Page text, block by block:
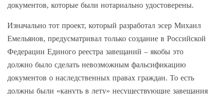
документов, которые были нотариально удостоверены.
Изначально тот проект, который разработал эсер Михаил
Емельянов, предусматривал только создание в Российской
Федерации Единого реестра завещаний – якобы это
должно было сделать невозможным фальсификацию
документов о наследственных правах граждан. То есть
должны были «кануть в лету» несуществующие завещания